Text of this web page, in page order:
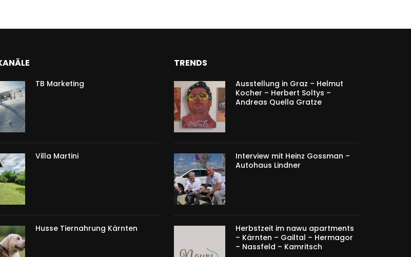
TB Marketing
Villa Martini
Husse Tiernahrung Kärnten
TRENDS
Ausstellung in Graz – Helmut
Kocher – Herbert Soltys –
Andreas Quella Gratze
Interview mit Heinz Gossman –
Autohaus Lindner
Herbstzeit im nawu apartments
– Kärnten – Gailtal – Hermagor
– Nassfeld – Kamritsch